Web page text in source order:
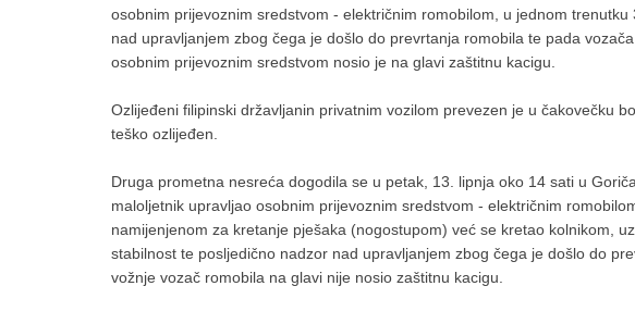
osobnim prijevoznim sredstvom - električnim romobilom, u jednom
nad upravljanjem zbog čega je došlo do prevrtanja romobila te pada
osobnim prijevoznim sredstvom nosio je na glavi zaštitnu kacigu.
Ozlijeđeni filipinski državljanin privatnim vozilom prevezen je u čakovečku
teško ozlijeđen.
Druga prometna nesreća dogodila se u petak, 13. lipnja oko 14 sati u
maloljetnik upravljao osobnim prijevoznim sredstvom - električnim
namijenjenom za kretanje pješaka (nogostupom) već se kretao kolnikom,
stabilnost te posljedično nadzor nad upravljanjem zbog čega je došlo do
vožnje vozač romobila na glavi nije nosio zaštitnu kacigu.